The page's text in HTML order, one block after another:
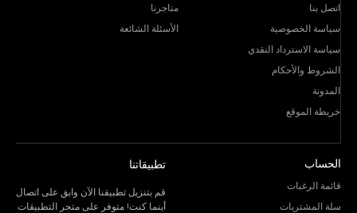
اتصل بنا
سياسة الخصوصية
سياسة الاسترداد النقدي
الشروط والأحكام
المدونة
خريطة الموقع
متاجرنا
الأسئلة الشائعة
الحساب
قائمة الرغبات
سلة المشتريات
تطبيقاتنا
قم بتنزيل تطبيقنا الآن وابق على اتصال
أينما كنت! متوفر على متجر التطبيقات